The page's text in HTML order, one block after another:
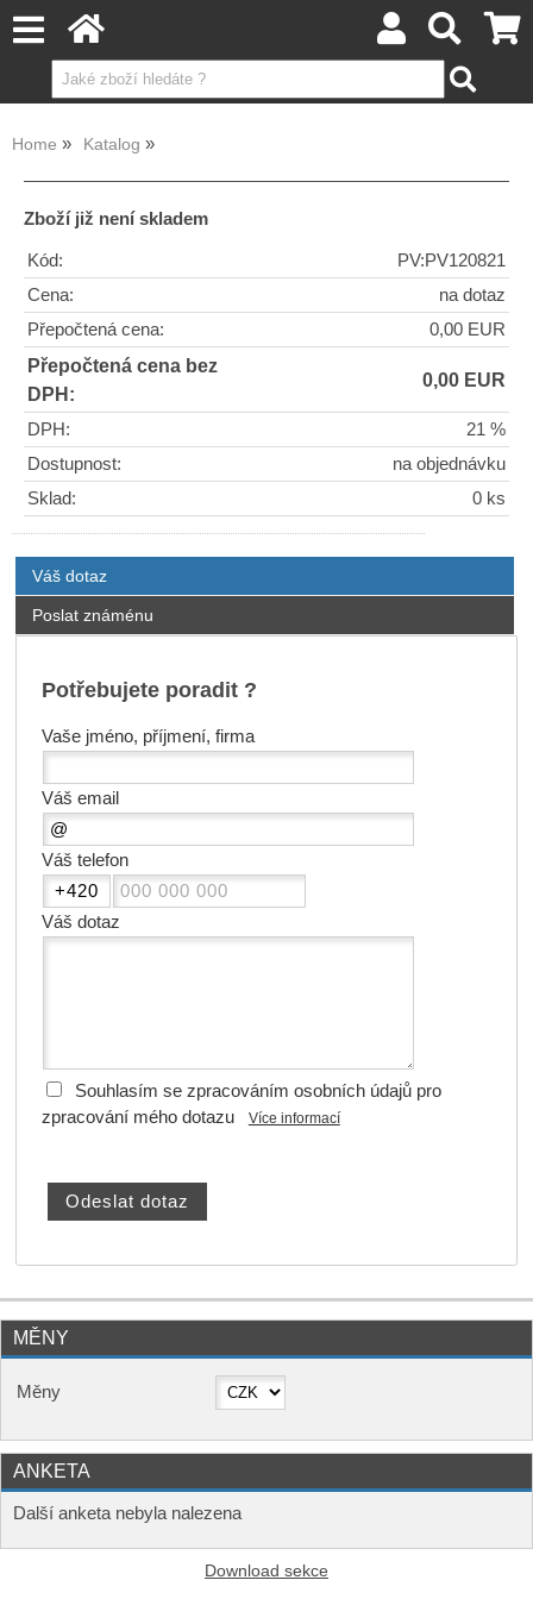
Home Katalog
Zboží již není skladem
Kód:
PV:PV120821
Cena:
na dotaz
Přepočtená cena:
0,00 EUR
Přepočtená cena bez
DPH:
0,00 EUR
DPH:
21 %
Dostupnost:
na objednávku
Sklad:
0 ks
Váš dotaz
Poslat známénu
Potřebujete poradit ?
Vaše jméno, příjmení, firma
Váš email
Váš telefon
Váš dotaz
Souhlasím se zpracováním osobních údajů pro
zpracování mého dotazu
Více informací
MĚNY
Měny
ANKETA
Další anketa nebyla nalezena
Download sekce